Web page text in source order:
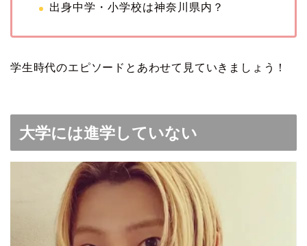
出身中学・小学校は神奈川県内？
学生時代のエピソードとあわせて見ていきましょう！
大学には進学していない